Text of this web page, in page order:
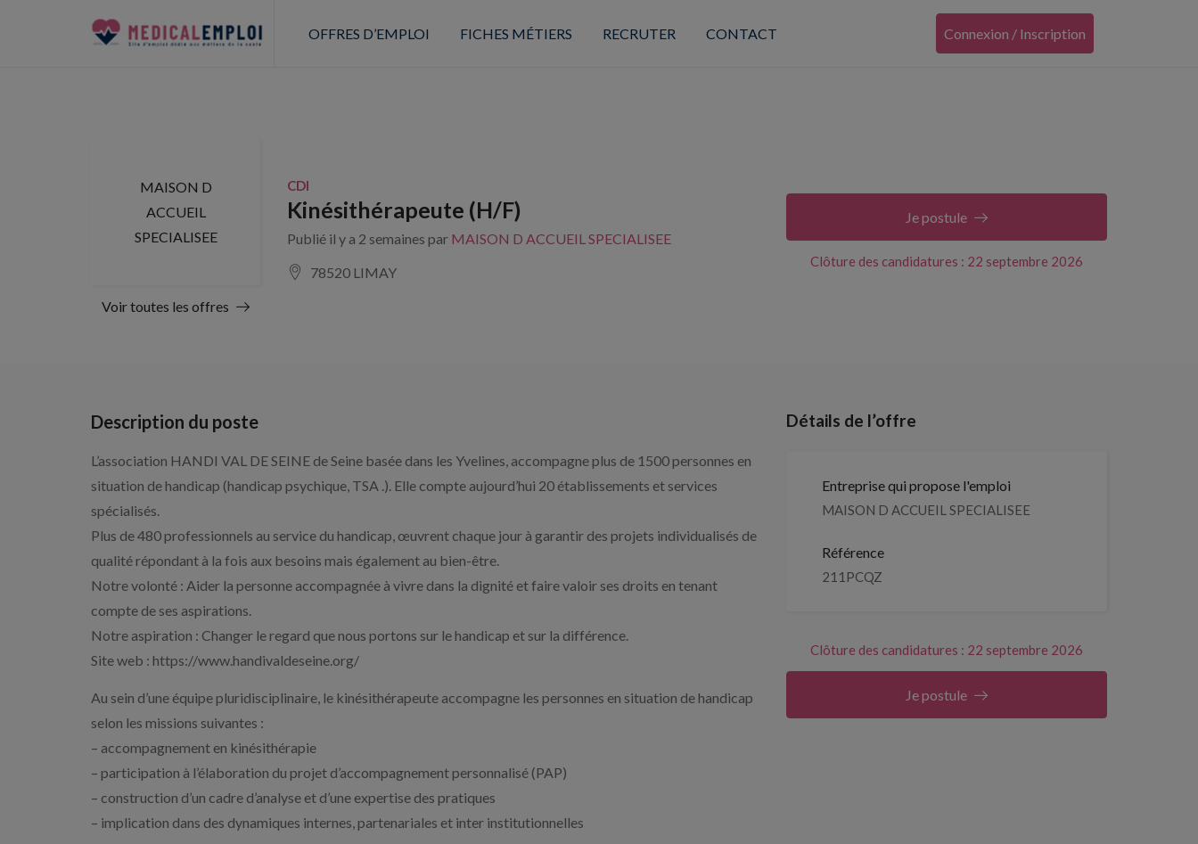
OFFRES D’EMPLOI FICHES MÉTIERS RECRUTER CONTACT Connexion / Inscription
MAISON D
ACCUEIL
SPECIALISEE
Voir toutes les offres
CDI
Kinésithérapeute (H/F)
Publié il y a 2 semaines par MAISON D ACCUEIL SPECIALISEE
78520 LIMAY
Clôture des candidatures : 22 septembre 2026
Je postule
Description du poste
L’association HANDI VAL DE SEINE de Seine basée dans les Yvelines, accompagne plus de 1500 personnes en
situation de handicap (handicap psychique, TSA .). Elle compte aujourd’hui 20 établissements et services
spécialisés.
Plus de 480 professionnels au service du handicap, œuvrent chaque jour à garantir des projets individualisés de
qualité répondant à la fois aux besoins mais également au bien-être.
Notre volonté : Aider la personne accompagnée à vivre dans la dignité et faire valoir ses droits en tenant
compte de ses aspirations.
Notre aspiration : Changer le regard que nous portons sur le handicap et sur la différence.
Site web : https://www.handivaldeseine.org/
Au sein d’une équipe pluridisciplinaire, le kinésithérapeute accompagne les personnes en situation de handicap
selon les missions suivantes :
– accompagnement en kinésithérapie
– participation à l’élaboration du projet d’accompagnement personnalisé (PAP)
– construction d’un cadre d’analyse et d’une expertise des pratiques
– implication dans des dynamiques internes, partenariales et inter institutionnelles
Détails de l’offre
Entreprise qui propose l'emploi
MAISON D ACCUEIL SPECIALISEE
Référence
211PCQZ
Clôture des candidatures : 22 septembre 2026
Je postule